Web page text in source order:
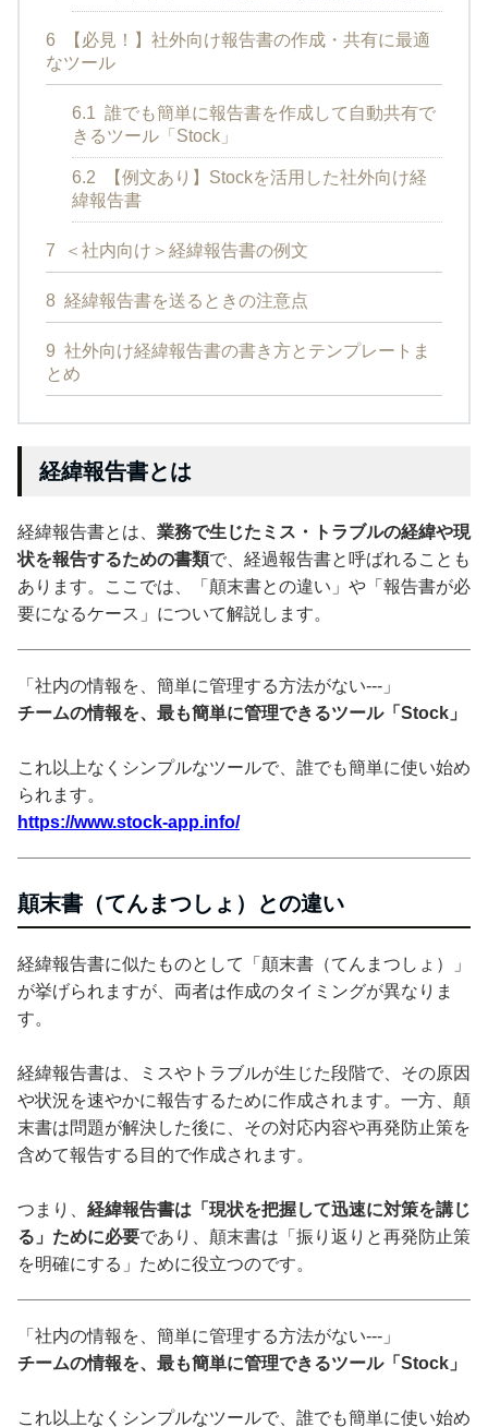
6
【必見！】社外向け報告書の作成・共有に最適
なツール
6.1 誰でも簡単に報告書を作成して自動共有で
きるツール「Stock」
6.2
【例文あり】Stockを活用した社外向け経
緯報告書
7 ＜社内向け＞経緯報告書の例文
8 経緯報告書を送るときの注意点
9 社外向け経緯報告書の書き方とテンプレートま
とめ
経緯報告書とは
経緯報告書とは、 業務で生じたミス・トラブルの経緯や現
状を報告するための書類で、経過報告書と呼ばれることも
あります。ここでは、「顛末書との違い」や「報告書が必
要になるケース」について解説します。
「社内の情報を、簡単に管理する方法がない---」
チームの情報を、最も簡単に管理できるツール「Stock」
これ以上なくシンプルなツールで、誰でも簡単に使い始め
られます。
https://www.stock-app.info/
顛末書（てんまつしょ）との違い
経緯報告書に似たものとして「顛末書（てんまつしょ）」
が挙げられますが、両者は作成のタイミングが異なりま
す。
経緯報告書は、ミスやトラブルが生じた段階で、その原因
や状況を速やかに報告するために作成されます。一方、顛
末書は問題が解決した後に、その対応内容や再発防止策を
含めて報告する目的で作成されます。
つまり、 経緯報告書は「現状を把握して迅速に対策を講じ
る」ために必要であり、顛末書は「振り返りと再発防止策
を明確にする」ために役立つのです。
「社内の情報を、簡単に管理する方法がない---」
チームの情報を、最も簡単に管理できるツール「Stock」
これ以上なくシンプルなツールで、誰でも簡単に使い始め